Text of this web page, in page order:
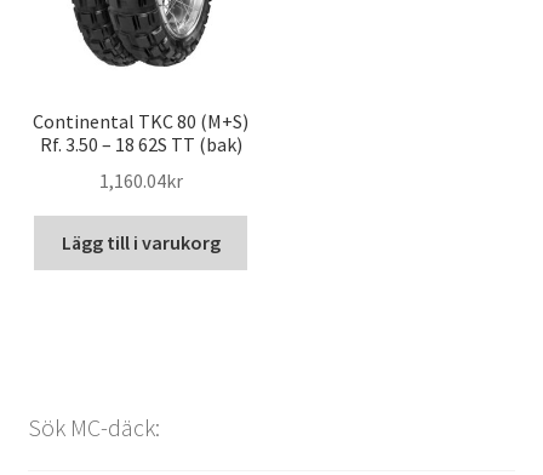
Continental TKC 80 (M+S)
Rf. 3.50 – 18 62S TT (bak)
1,160.04kr
Lägg till i varukorg
Sök MC-däck: